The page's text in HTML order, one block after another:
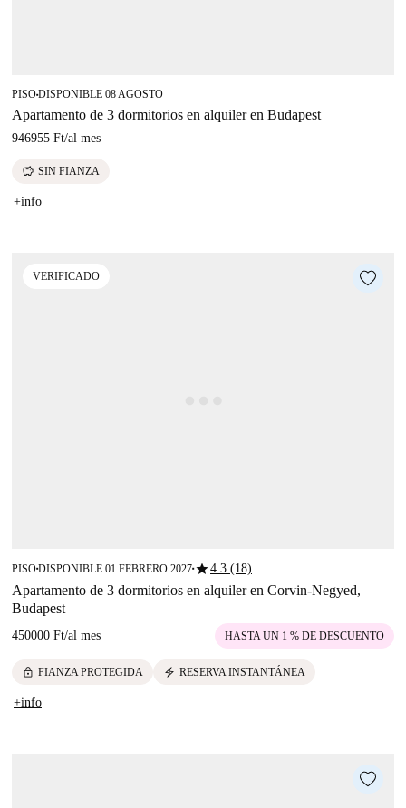
PISO■DISPONIBLE 08 AGOSTO
Apartamento de 3 dormitorios en alquiler en Budapest
946955 Ft/al mes
savings SIN FIANZA
+info
VERIFICADO
PISO■DISPONIBLE 01 FEBRERO 2027■star4.3 (18)
Apartamento de 3 dormitorios en alquiler en Corvin-Negyed,
Budapest
450000 Ft/al mes HASTA UN 1 % DE DESCUENTO
lock FIANZA PROTEGIDA electric_bolt RESERVA INSTANTÁNEA
+info